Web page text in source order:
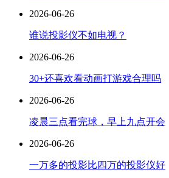
2026-06-26
谁说投影仪不如电视？
2026-06-26
30+还喜欢看动画打游戏合理吗
2026-06-26
凌晨三点看完球，早上九点开会
2026-06-26
一万多的投影比四万的投影仪好